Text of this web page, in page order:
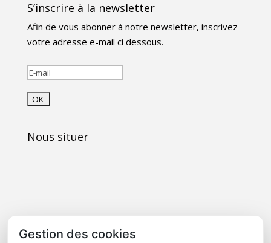
S’inscrire à la newsletter
Afin de vous abonner à notre newsletter, inscrivez
votre adresse e-mail ci dessous.
Nous situer
Gestion des cookies